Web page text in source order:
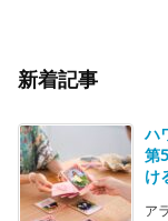
新着記事
ハ
第
け
ア